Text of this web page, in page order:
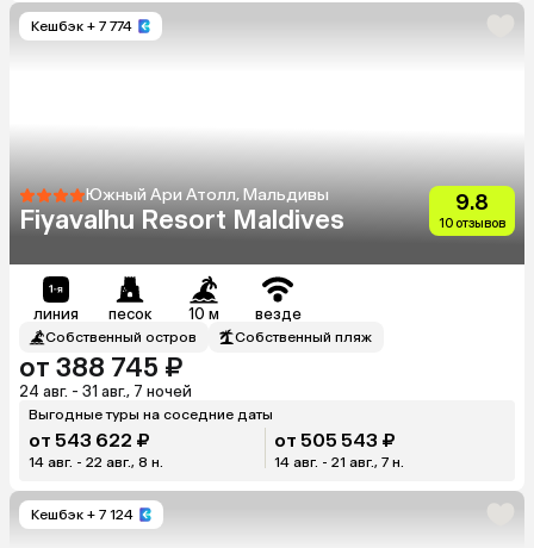
Кешбэк + 7 774
Южный Ари Атолл, Мальдивы
Fiyavalhu Resort Maldives
9.8
10 отзывов
линия песок 10 м везде
Собственный остров Собственный пляж
от 388 745 ₽
24 авг. - 31 авг., 7 ночей
Выгодные туры на соседние даты
от 543 622 ₽
14 авг. - 22 авг., 8 н.
от 505 543 ₽
14 авг. - 21 авг., 7 н.
Кешбэк + 7 124